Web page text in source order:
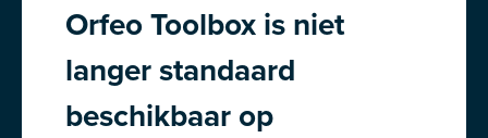
Orfeo Toolbox is niet
langer standaard
beschikbaar op